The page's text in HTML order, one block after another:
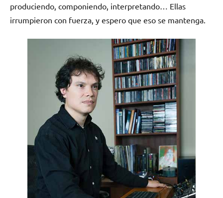
produciendo, componiendo, interpretando… Ellas
irrumpieron con fuerza, y espero que eso se mantenga.